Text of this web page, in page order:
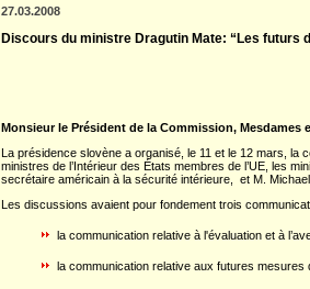
27.03.2008
Discours du ministre Dragutin Mate: “Les futurs
Monsieur le Président de la Commission, Mesdames
La présidence slovène a organisé, le 11 et le 12 mars, la
ministres de l’Intérieur des États membres de l’UE, les
secrétaire américain à la sécurité intérieure, et M.
Les discussions avaient pour fondement trois
la communication relative à l'évaluation et à
la communication relative aux futures mesures